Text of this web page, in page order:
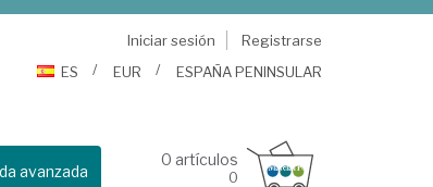
Iniciar sesión
Registrarse
ES
EUR ESPAÑA PENINSULAR
avanzada
0 artículos
0